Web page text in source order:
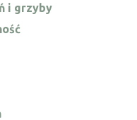
i grzyby